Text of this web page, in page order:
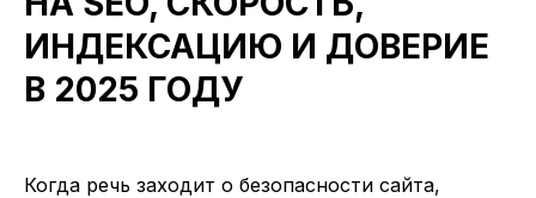
ИНДЕКСАЦИЮ И ДОВЕРИЕ
В 2025 ГОДУ
Когда речь заходит о безопасности сайта,